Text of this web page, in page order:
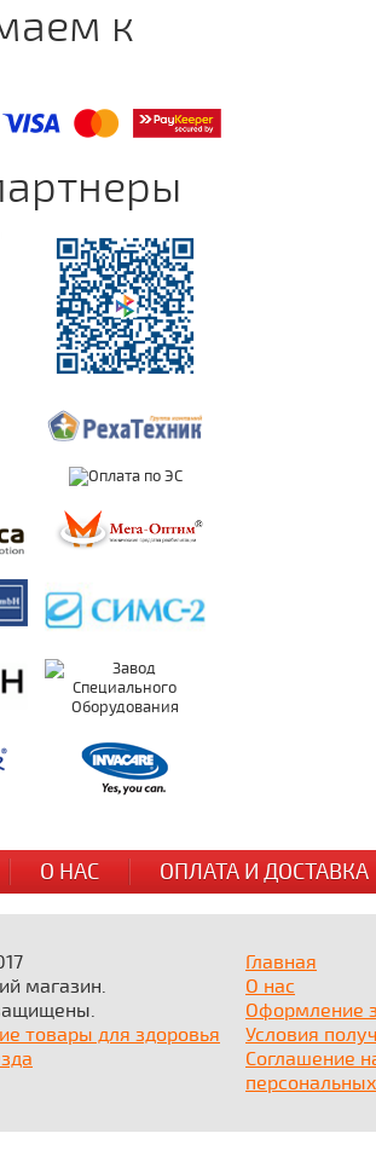
к
О НАС ОПЛАТА И ДОСТАВКА
магазин.
товары для здоровья
Главная
О нас
Оформление
Условия
Соглашение